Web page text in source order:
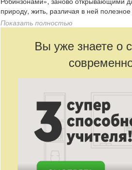
природу, жить, различая в ней
Виталия Валентиновича Бианки - это
природе.
Показать полностью
Вы уже знаете о